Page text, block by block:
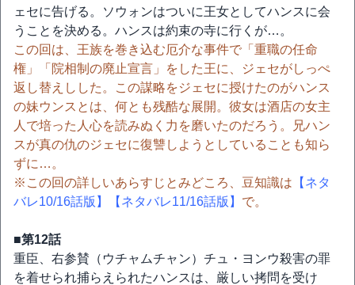
ェセに告げる。ソウォンはついに王女としてハンスに会
うことを決める。ハンスは約束の寺に行くが…。
この回は、王族を巻き込む厄介な事件で「重職の任命
権」「院相制の廃止宣言」をした王に、ジェセがしっぺ
返し替えしした。この謀略をジェセに授けたのがハンス
の妹ウンスとは、何とも残酷な展開。彼女は酒店の女主
人で培った人心を読みぬく力を磨いたのだろう。兄ハン
スが真の仇のジェセに復讐しようとしていることも知ら
ずに…。
※この回の詳しいあらすじとみどころ、豆知識は 【ネタ
バレ10/16話版】
【ネタバレ11/16話版】 で。
■第12話
重臣、右参賛（ウチャムチャン）チュ・ヨンウ殺害の罪
を着せられ捕らえられたハンスは、厳しい拷問を受け